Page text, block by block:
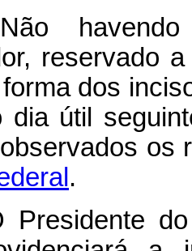
havendo
reservado
dos
dia útil
os
.